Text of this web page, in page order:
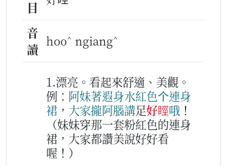
目
音
讀
hoo^ ngiang^
1.漂亮。看起來舒適、美觀。
例： 阿妹著遐身水紅色个連身
裙 ， 大家攏阿腦講足好䀴哦 ！
（妹妹穿那一套粉紅色的連身
裙，大家都讚美說好好看
喔！）